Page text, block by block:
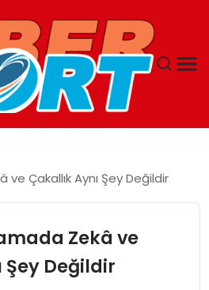
Çakallık Aynı Şey Değildir
Zekâ ve
Şey Değildir